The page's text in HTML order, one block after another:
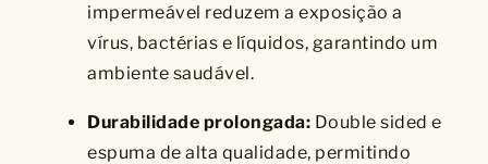
impermeável reduzem a exposição a
vírus, bactérias e líquidos, garantindo um
ambiente saudável.
Durabilidade prolongada: Double sided e
espuma de alta qualidade, permitindo